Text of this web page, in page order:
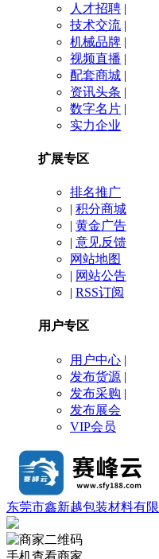
人才招聘 |
技术交流 |
机械品牌 |
视频直播 |
配套商城 |
资讯头条 |
数字名片 |
实力企业
扩展专区
排名推广
| 积分商城
| 黄金广告
| 意见反馈
网站地图
| 网站公告
| RSS订阅
用户专区
用户中心 |
发布货源 |
发布采购 |
发布展会
VIP会员
东莞市鑫新越包装材料有限
手机查看商家